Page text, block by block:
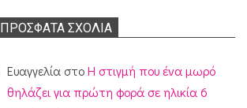
ΠΡΌΣΦΑΤΑ ΣΧΌΛΙΑ
Ευαγγελία στοΗ στιγμή που ένα μωρό
θηλάζει για πρώτη φορά σε ηλικία 6